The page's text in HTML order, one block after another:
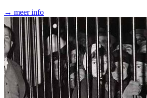
→ meer info